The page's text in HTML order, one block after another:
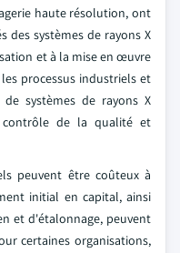
haute résolution, ont
des systèmes de rayons X
et à la mise en œuvre
processus industriels et
systèmes de rayons X
de la qualité et
peuvent être coûteux à
initial en capital, ainsi
et d'étalonnage, peuvent
certaines organisations,